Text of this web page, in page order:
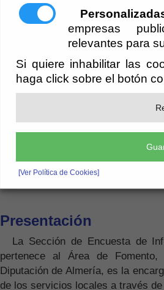
empresas
relevantes para
Si quiere inhabilitar las
haga click sobre el botón
[Ver Política de Cookies]
Presentación
La Sección de Encuesta de
pertenece al Área de
Diputación de Almería, es la
de los servicios locales a través